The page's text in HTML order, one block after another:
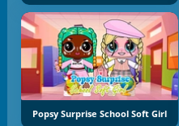
Popsy Surprise School Soft Girl